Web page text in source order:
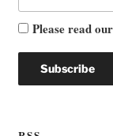
Please read our